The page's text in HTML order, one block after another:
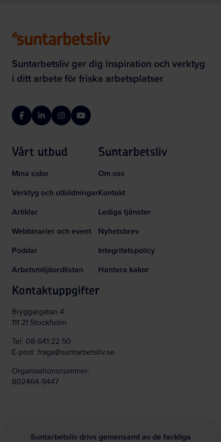
Suntarbetsliv ger dig inspiration och verktyg
i ditt arbete för friska arbetsplatser
FacebookLinkedInInstagramYouTube
Vårt utbud
Mina sidor
Verktyg och utbildningar
Artiklar
Webbinarier och event
Poddar
Arbetsmiljöordlistan
Suntarbetsliv
Om oss
Kontakt
Lediga tjänster
Nyhetsbrev
Integritetspolicy
Hantera kakor
Kontaktuppgifter
Bryggargatan 4
111 21 Stockholm
Tel: 08-641 22 50
E-post: fraga@suntarbetsliv.se
Organisationsnummer:
802464-9447
Suntarbetsliv drivs gemensamt av de fackliga